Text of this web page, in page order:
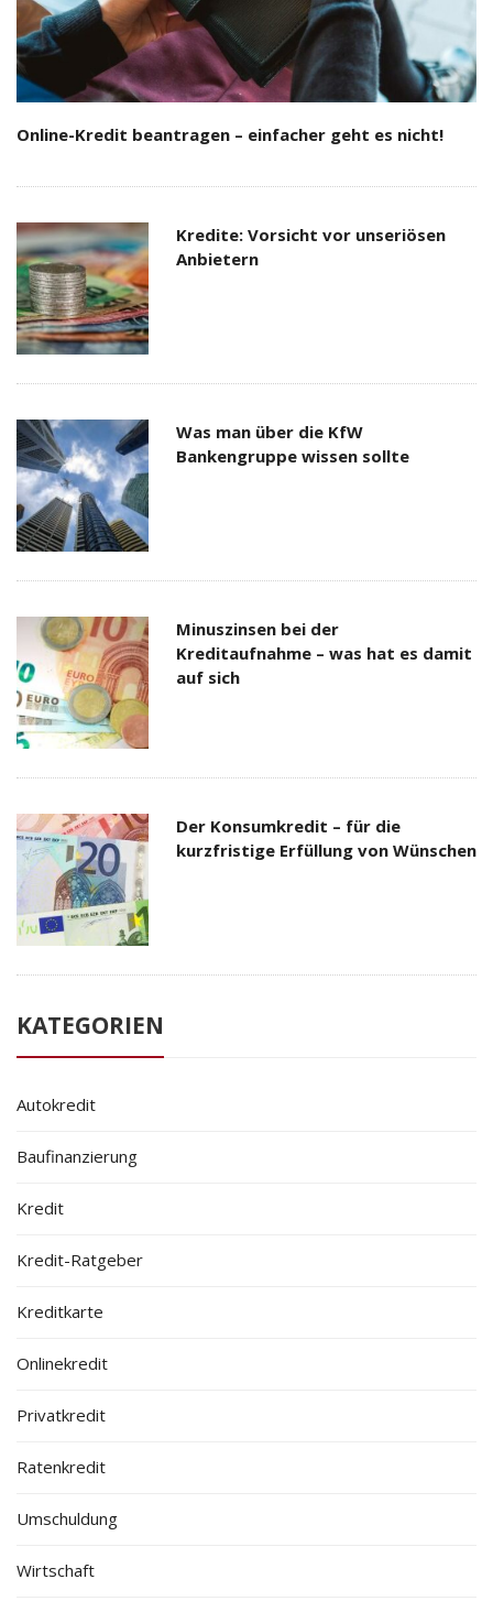
Online-Kredit beantragen – einfacher geht es nicht!
Kredite: Vorsicht vor unseriösen
Anbietern
Was man über die KfW
Bankengruppe wissen sollte
Minuszinsen bei der
Kreditaufnahme – was hat es damit
auf sich
Der Konsumkredit – für die
kurzfristige Erfüllung von Wünschen
KATEGORIEN
Autokredit
Baufinanzierung
Kredit
Kredit-Ratgeber
Kreditkarte
Onlinekredit
Privatkredit
Ratenkredit
Umschuldung
Wirtschaft